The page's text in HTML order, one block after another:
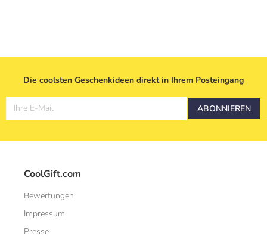
Die coolsten Geschenkideen direkt in Ihrem Posteingang
Ihre E-Mail ABONNIEREN
CoolGift.com
Bewertungen
Impressum
Presse